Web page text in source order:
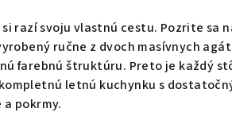
razí svoju vlastnú cestu. Pozrite sa
ručne z dvoch masívnych
farebnú štruktúru. Preto je každý
letnú kuchynku s
pokrmy.